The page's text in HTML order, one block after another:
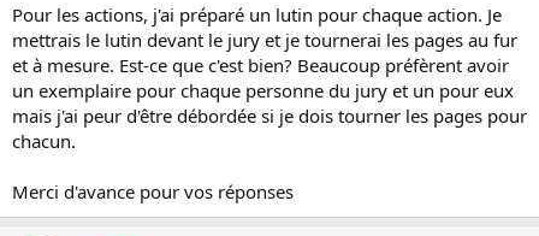
Pour les actions, j'ai préparé un lutin pour chaque action. Je
mettrais le lutin devant le jury et je tournerai les pages au fur
et à mesure. Est-ce que c'est bien? Beaucoup préfèrent avoir
un exemplaire pour chaque personne du jury et un pour eux
mais j'ai peur d'être débordée si je dois tourner les pages pour
chacun.
Merci d'avance pour vos réponses